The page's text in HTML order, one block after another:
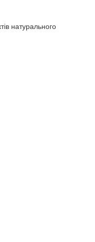
натурального